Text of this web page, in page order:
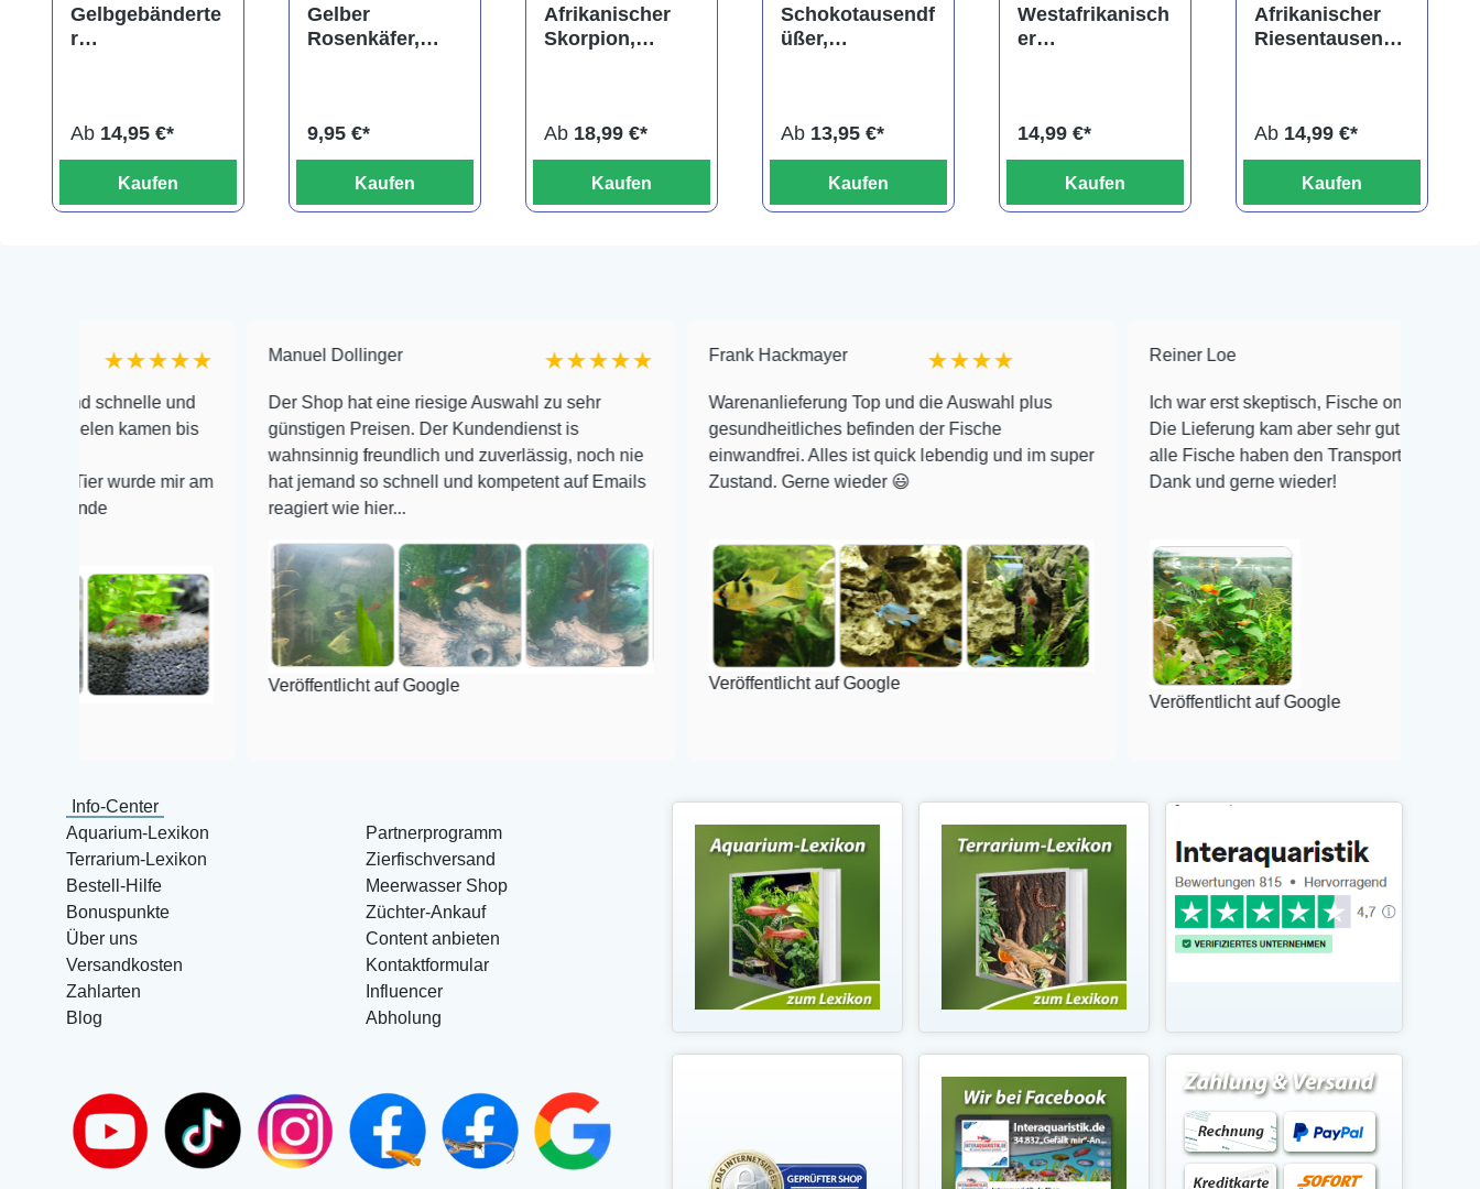
Gelbgebänderte
r
ligulatus
Ab 14,95 €*
Kaufen
Gelber
Rosenkäfer,
9,95 €*
Kaufen
Afrikanischer
Skorpion,
Ab 18,99 €*
Kaufen
Schokotausendf
üßer,
Ab 13,95 €*
Kaufen
Westafrikanisch
er
14,99 €*
Kaufen
Afrikanischer
Riesentausendf
Ab 14,99 €*
Kaufen
★★★★★
schnelle und
kamen bis
wurde mir am
Manuel Dollinger ★★★★★
Der Shop hat eine riesige Auswahl zu sehr
günstigen Preisen. Der Kundendienst is
wahnsinnig freundlich und zuverlässig, noch nie
hat jemand so schnell und kompetent auf Emails
reagiert wie hier...
Veröffentlicht auf Google
Frank Hackmayer ★★★★
Warenanlieferung Top und die Auswahl plus
gesundheitliches befinden der Fische
einwandfrei. Alles ist quick lebendig und im super
Zustand. Gerne wieder 😃
Veröffentlicht auf Google
Ich war erst skeptisch, Fische online zu bestellen!
Die Lieferung kam aber sehr gut verpackt an und
alle Fische haben den Transport überlebt! Vielen
Dank und gerne wieder!
Veröffentlicht auf Google
Info-Center
Aquarium-Lexikon
Terrarium-Lexikon
Bestell-Hilfe
Bonuspunkte
Über uns
Versandkosten
Zahlarten
Blog
Partnerprogramm
Zierfischversand
Meerwasser Shop
Züchter-Ankauf
Content anbieten
Kontaktformular
Influencer
Abholung